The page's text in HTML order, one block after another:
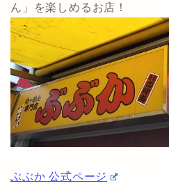
ん」を楽しめるお店！
ぶぶか 公式ページ